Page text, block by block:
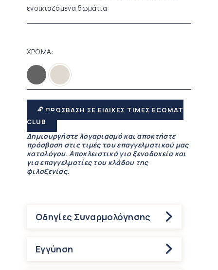
ενοικιαζόμενα δωμάτια
ΧΡΩΜΑ
🔓 ΠΡΟΣΒΑΣΗ ΣΕ ΕΙΔΙΚΕΣ ΤΙΜΕΣ ECOMAT
CLUB
Δημιουργήστε λογαριασμό και αποκτήστε
πρόσβαση στις τιμές του επαγγελματικού μας
καταλόγου. Αποκλειστικά για ξενοδοχεία και
για επαγγελματίες του κλάδου της
φιλοξενίας.
Οδηγίες Συναρμολόγησης
Εγγύηση